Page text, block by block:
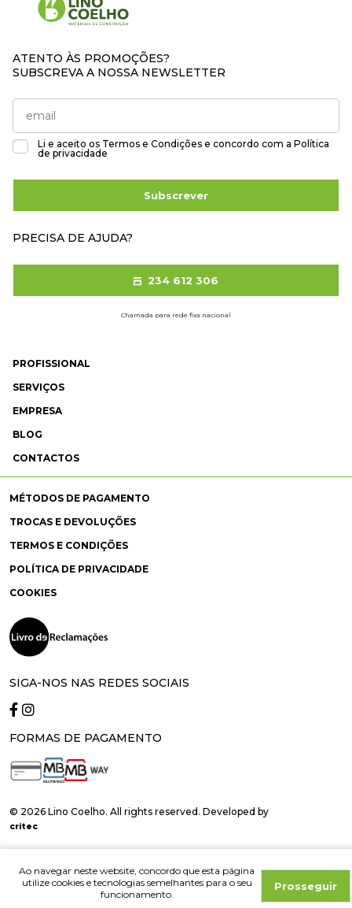
Ao navegar neste website, concordo que esta página
utilize cookies e tecnologias semelhantes para o seu
funcionamento.
Prosseguir
PROFISSIONAL
SERVIÇOS
EMPRESA
BLOG
CONTACTOS
MÉTODOS DE PAGAMENTO
TROCAS E DEVOLUÇÕES
TERMOS E CONDIÇÕES
POLÍTICA DE PRIVACIDADE
COOKIES
SIGA-NOS NAS REDES SOCIAIS
FORMAS DE PAGAMENTO
ATENTO ÀS PROMOÇÕES?
SUBSCREVA A NOSSA NEWSLETTER
Li e aceito os Termos e Condições e concordo com a Política
de privacidade
Subscrever
PRECISA DE AJUDA?
234 612 306
Chamada para rede fixa nacional
© 2026 Lino Coelho. All rights reserved. Developed by
critec